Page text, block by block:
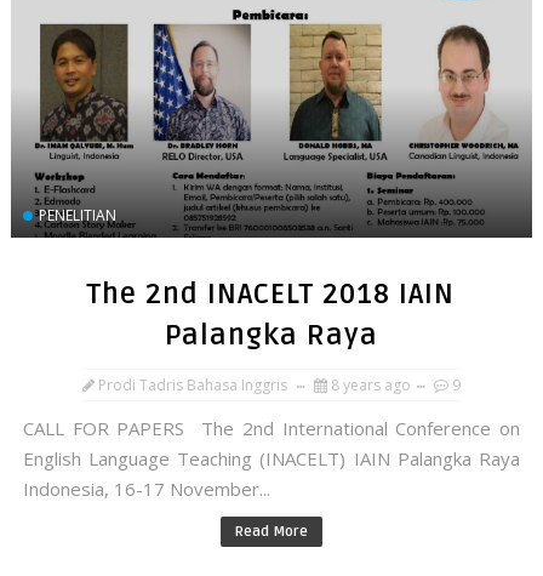
PENELITIAN
The 2nd INACELT 2018 IAIN
Palangka Raya
Prodi Tadris Bahasa Inggris 8 years ago 9
CALL FOR PAPERS The 2nd International Conference on
English Language Teaching (INACELT) IAIN Palangka Raya
Indonesia, 16-17 November...
Read More